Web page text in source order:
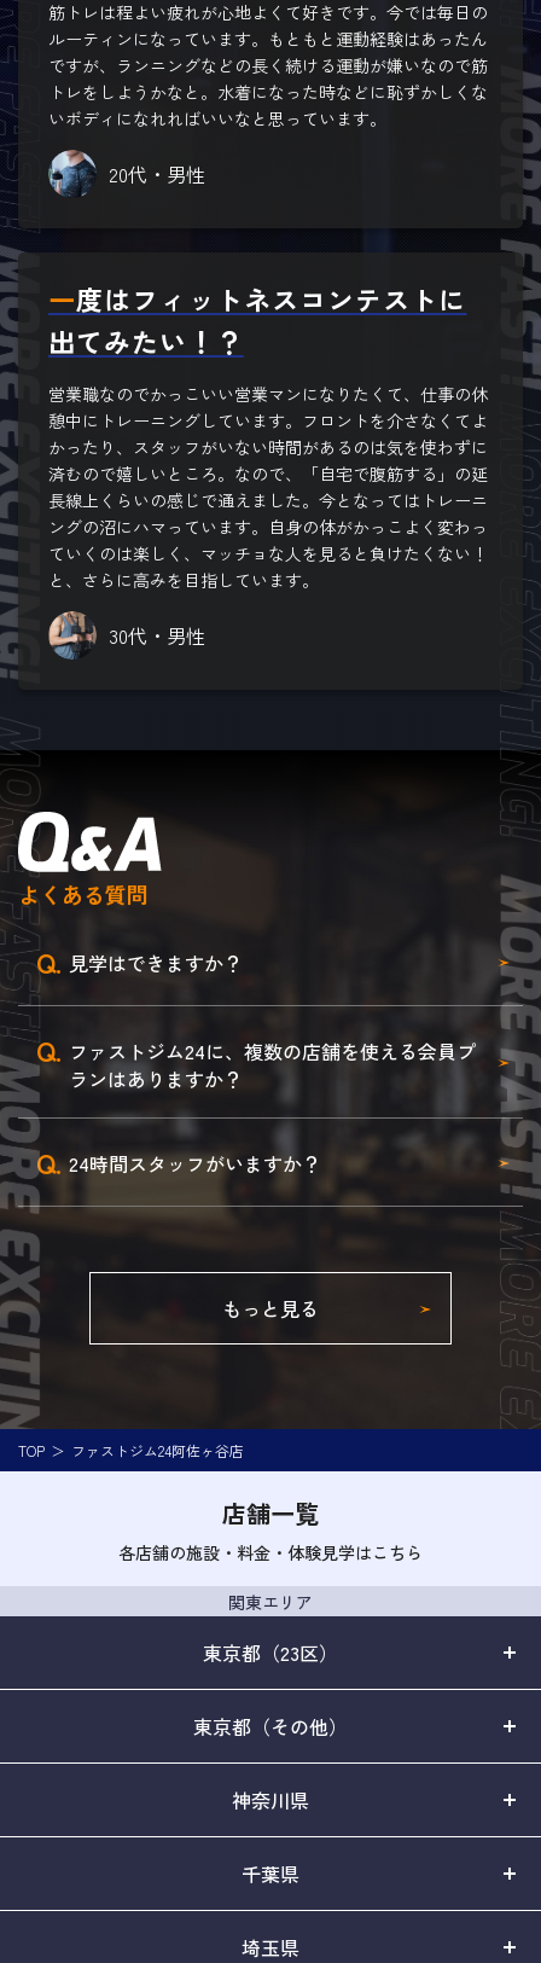
筋トレは程よい疲れが心地よくて好きです。今では毎日の
ルーティンになっています。もともと運動経験はあったん
ですが、ランニングなどの長く続ける運動が嫌いなので筋
トレをしようかなと。水着になった時などに恥ずかしくな
いボディになれればいいなと思っています。
20代・男性
一度はフィットネスコンテストに
出てみたい！？
営業職なのでかっこいい営業マンになりたくて、仕事の休
憩中にトレーニングしています。フロントを介さなくてよ
かったり、スタッフがいない時間があるのは気を使わずに
済むので嬉しいところ。なので、「自宅で腹筋する」の延
長線上くらいの感じで通えました。今となってはトレーニ
ングの沼にハマっています。自身の体がかっこよく変わっ
ていくのは楽しく、マッチョな人を見ると負けたくない！
と、さらに高みを目指しています。
30代・男性
よくある質問
Q. 見学はできますか？
Q. ファストジム24に、複数の店舗を使える会員プ
ランはありますか？
Q. 24時間スタッフがいますか？
もっと見る
TOP ファストジム24阿佐ヶ谷店
店舗一覧
各店舗の施設・料金・体験見学はこちら
関東エリア
東京都（23区）
東京都（その他）
神奈川県
千葉県
埼玉県